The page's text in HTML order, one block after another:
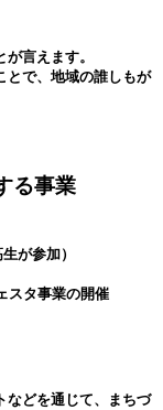
言えます。
とで、地域の誰しもが
る事業
が参加）
タ事業の開催
などを通じて、まちづ